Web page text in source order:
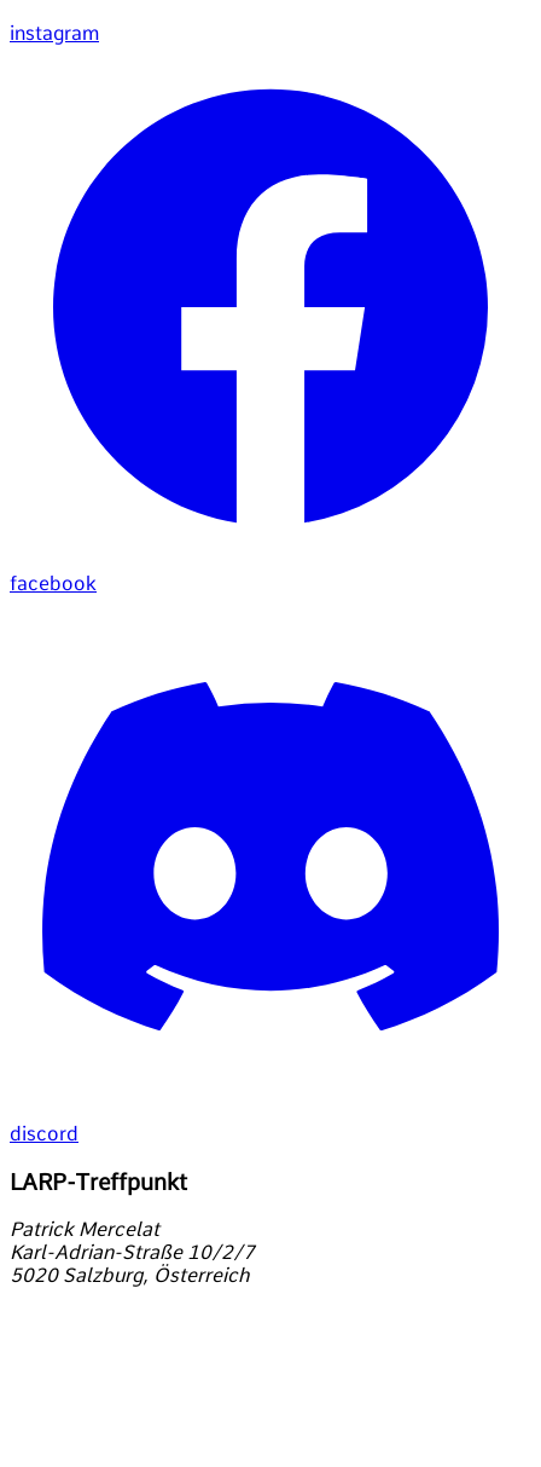
instagram
facebook
discord
LARP-Treffpunkt
Patrick Mercelat
Karl-Adrian-Straße 10/2/7
5020 Salzburg, Österreich